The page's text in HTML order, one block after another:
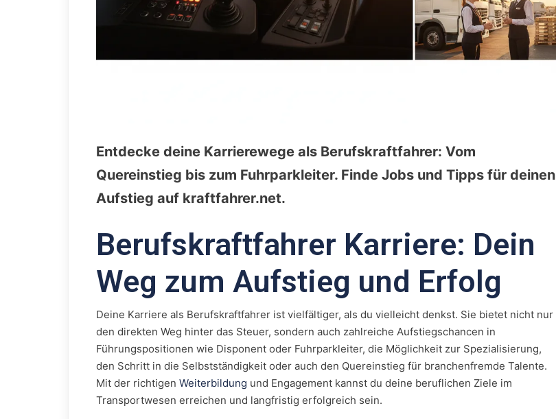
Entdecke deine Karrierewege als Berufskraftfahrer: Vom
Quereinstieg bis zum Fuhrparkleiter. Finde Jobs und Tipps für deinen
Aufstieg auf kraftfahrer.net.
Berufskraftfahrer Karriere: Dein
Weg zum Aufstieg und Erfolg
Deine Karriere als Berufskraftfahrer ist vielfältiger, als du vielleicht denkst. Sie bietet nicht nur
den direkten Weg hinter das Steuer, sondern auch zahlreiche Aufstiegschancen in
Führungspositionen wie Disponent oder Fuhrparkleiter, die Möglichkeit zur Spezialisierung,
den Schritt in die Selbstständigkeit oder auch den Quereinstieg für branchenfremde Talente.
Mit der richtigen Weiterbildung und Engagement kannst du deine beruflichen Ziele im
Transportwesen erreichen und langfristig erfolgreich sein.